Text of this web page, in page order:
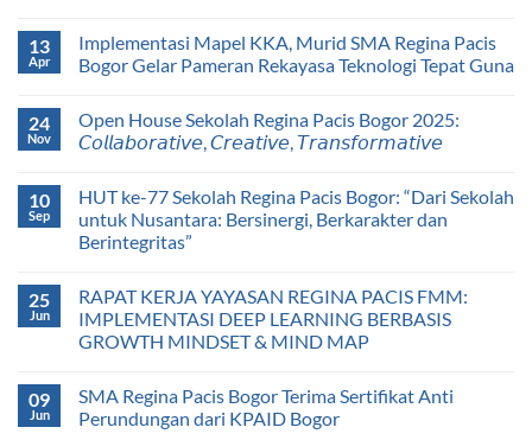
13
Apr
Implementasi Mapel KKA, Murid SMA Regina Pacis
Bogor Gelar Pameran Rekayasa Teknologi Tepat Guna
24
Nov
Open House Sekolah Regina Pacis Bogor 2025:
𝘊𝘰𝘭𝘭𝘢𝘣𝘰𝘳𝘢𝘵𝘪𝘷𝘦, 𝘊𝘳𝘦𝘢𝘵𝘪𝘷𝘦, 𝘛𝘳𝘢𝘯𝘴𝘧𝘰𝘳𝘮𝘢𝘵𝘪𝘷𝘦
10
Sep
HUT ke-77 Sekolah Regina Pacis Bogor: “Dari Sekolah
untuk Nusantara: Bersinergi, Berkarakter dan
Berintegritas”
25
Jun
RAPAT KERJA YAYASAN REGINA PACIS FMM:
IMPLEMENTASI DEEP LEARNING BERBASIS
GROWTH MINDSET & MIND MAP
09
Jun
SMA Regina Pacis Bogor Terima Sertifikat Anti
Perundungan dari KPAID Bogor